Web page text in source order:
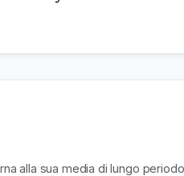
alla sua media di lungo